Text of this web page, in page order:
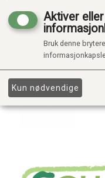
Aktiver
Bruk denne
Kun nødvendige